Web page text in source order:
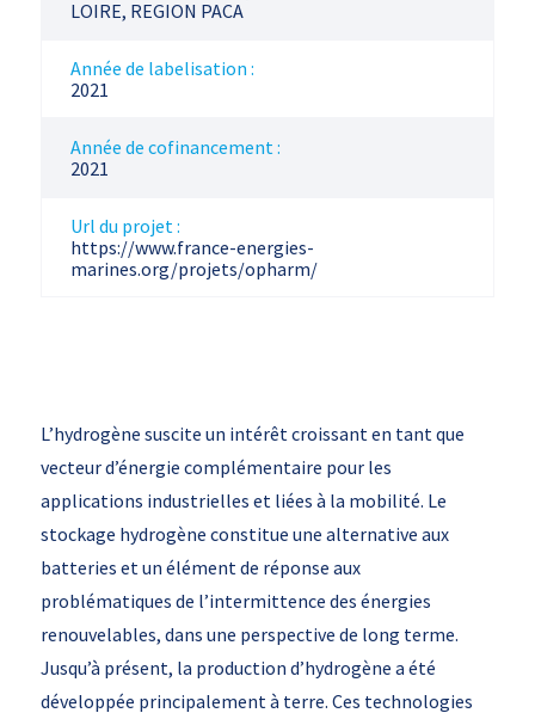
LOIRE, REGION PACA
Année de labelisation :
2021
Année de cofinancement :
2021
Url du projet :
https://www.france-energies-
marines.org/projets/opharm/
L’hydrogène suscite un intérêt croissant en tant que
vecteur d’énergie complémentaire pour les
applications industrielles et liées à la mobilité. Le
stockage hydrogène constitue une alternative aux
batteries et un élément de réponse aux
problématiques de l’intermittence des énergies
renouvelables, dans une perspective de long terme.
Jusqu’à présent, la production d’hydrogène a été
développée principalement à terre. Ces technologies